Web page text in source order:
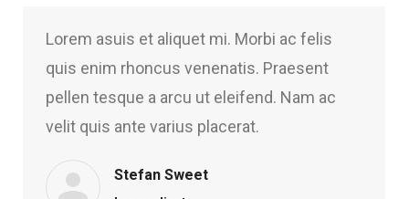
Lorem asuis et aliquet mi. Morbi ac felis
quis enim rhoncus venenatis. Praesent
pellen tesque a arcu ut eleifend. Nam ac
velit quis ante varius placerat.
Stefan Sweet